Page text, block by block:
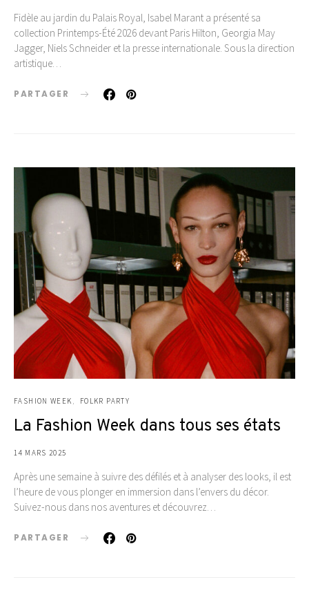
Fidèle au jardin du Palais Royal, Isabel Marant a présenté sa
collection Printemps-Été 2026 devant Paris Hilton, Georgia May
Jagger, Niels Schneider et la presse internationale. Sous la direction
artistique…
PARTAGER
FASHION WEEK FOLKR PARTY
La Fashion Week dans tous ses états
14 MARS 2025
Après une semaine à suivre des défilés et à analyser des looks, il est
l’heure de vous plonger en immersion dans l’envers du décor.
Suivez-nous dans nos aventures et découvrez…
PARTAGER